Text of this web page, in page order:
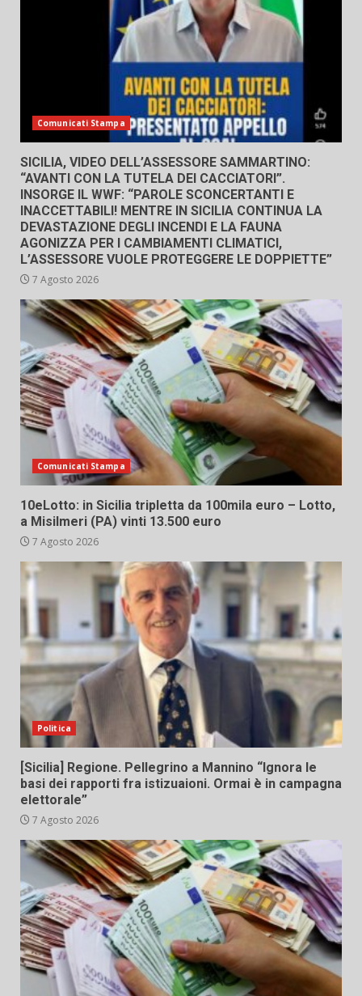
Comunicati Stampa
SICILIA, VIDEO DELL’ASSESSORE SAMMARTINO:
“AVANTI CON LA TUTELA DEI CACCIATORI”.
INSORGE IL WWF: “PAROLE SCONCERTANTI E
INACCETTABILI! MENTRE IN SICILIA CONTINUA LA
DEVASTAZIONE DEGLI INCENDI E LA FAUNA
AGONIZZA PER I CAMBIAMENTI CLIMATICI,
L’ASSESSORE VUOLE PROTEGGERE LE DOPPIETTE”
7 Agosto 2026
Comunicati Stampa
10eLotto: in Sicilia tripletta da 100mila euro – Lotto,
a Misilmeri (PA) vinti 13.500 euro
7 Agosto 2026
Politica
[Sicilia] Regione. Pellegrino a Mannino “Ignora le
basi dei rapporti fra istizuaioni. Ormai è in campagna
elettorale”
7 Agosto 2026